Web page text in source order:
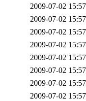
2009-07-02 15:57
2009-07-02 15:57
2009-07-02 15:57
2009-07-02 15:57
2009-07-02 15:57
2009-07-02 15:57
2009-07-02 15:57
2009-07-02 15:57